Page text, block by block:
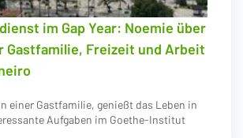
im Gap Year: Noemie über
Gastfamilie, Freizeit und Arbeit
einer Gastfamilie, genießt das Leben in
Aufgaben im Goethe-Institut